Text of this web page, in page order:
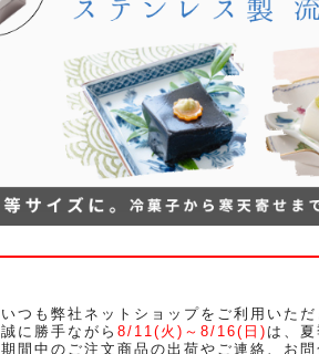
いつも弊社ネットショップをご利用いた
誠に勝手ながら 8/11(火)～8/16(日) は、
期間中のご注文商品の出荷やご連絡、お